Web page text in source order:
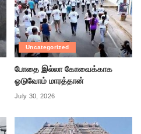
Uncategorized
போதை இல்லா கோவைக்காக
ஓடுவோம் மாரத்தான்
July 30, 2026